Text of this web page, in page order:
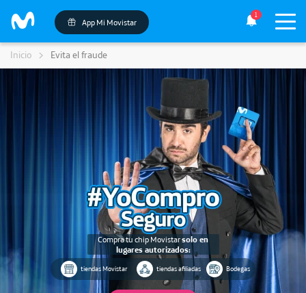
App Mi Movistar
1
Inicio Evita el fraude
Compra tu chip Movistarsolo en
lugares autorizados:
tiendas Movistar tiendas afiliadas Bodegas